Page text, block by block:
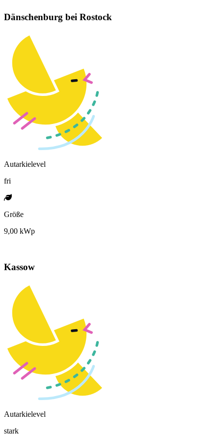
Dänschenburg bei Rostock
Autarkielevel
fri
Größe
9,00 kWp
Kassow
Autarkielevel
stark